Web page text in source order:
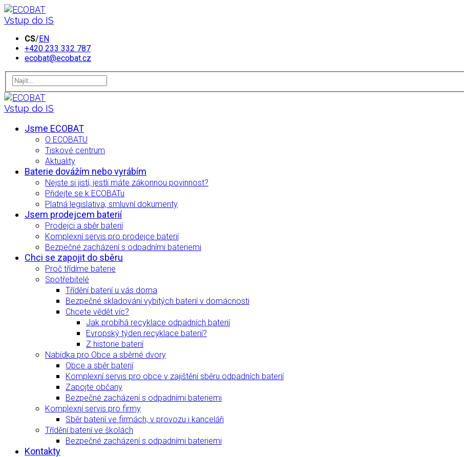
Vstup do IS
CS/EN
+420 233 332 787
ecobat@ecobat.cz
Vstup do IS
Jsme ECOBAT
O ECOBATU
Tiskové centrum
Aktuality
Baterie dovážím nebo vyrábím
Nejste si jistí, jestli máte zákonnou povinnost?
Přidejte se k ECOBATu
Platná legislativa, smluvní dokumenty
Jsem prodejcem baterií
Prodejci a sběr baterií
Komplexní servis pro prodejce baterií
Bezpečné zacházení s odpadními bateriemi
Chci se zapojit do sběru
Proč třídíme baterie
Spotřebitelé
Třídění baterií u vás doma
Bezpečné skladování vybitých baterií v domácnosti
Chcete vědět víc?
Jak probíhá recyklace odpadních baterií
Evropský týden recyklace baterií?
Z historie baterií
Nabídka pro Obce a sběrné dvory
Obce a sběr baterií
Komplexní servis pro obce v zajištění sběru odpadních baterií
Zapojte občany
Bezpečné zacházení s odpadními bateriemi
Komplexní servis pro firmy
Sběr baterií ve firmách, v provozu i kanceláři
Třídění baterií ve školách
Bezpečné zacházení s odpadními bateriemi
Kontakty